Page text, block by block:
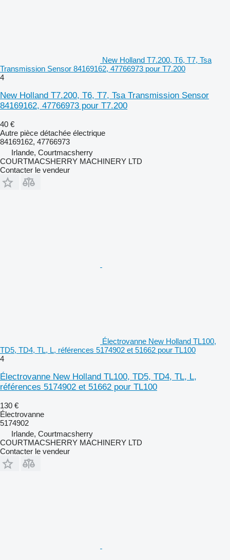
New Holland T7.200, T6, T7, Tsa
Transmission Sensor 84169162, 47766973 pour T7.200
4
New Holland T7.200, T6, T7, Tsa Transmission Sensor
84169162, 47766973 pour T7.200
40 €
Autre pièce détachée électrique
84169162, 47766973
Irlande, Courtmacsherry
COURTMACSHERRY MACHINERY LTD
Contacter le vendeur
Électrovanne New Holland TL100,
TD5, TD4, TL, L, références 5174902 et 51662 pour TL100
4
Électrovanne New Holland TL100, TD5, TD4, TL, L,
références 5174902 et 51662 pour TL100
130 €
Électrovanne
5174902
Irlande, Courtmacsherry
COURTMACSHERRY MACHINERY LTD
Contacter le vendeur